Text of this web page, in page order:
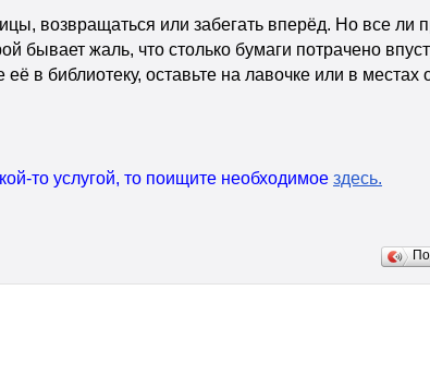
возвращаться или забегать вперёд. Но все ли
бывает жаль, что столько бумаги потрачено
в библиотеку, оставьте на лавочке или в местах
то услугой, то поищите необходимое здесь.